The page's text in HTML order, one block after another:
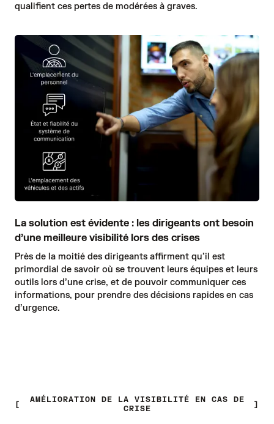
qualifient ces pertes de modérées à graves.
La solution est évidente : les dirigeants ont besoin
d’une meilleure visibilité lors des crises
Près de la moitié des dirigeants affirment qu’il est
primordial de savoir où se trouvent leurs équipes et leurs
outils lors d’une crise, et de pouvoir communiquer ces
informations, pour prendre des décisions rapides en cas
d’urgence.
AMÉLIORATION DE LA VISIBILITÉ EN CAS DE
CRISE